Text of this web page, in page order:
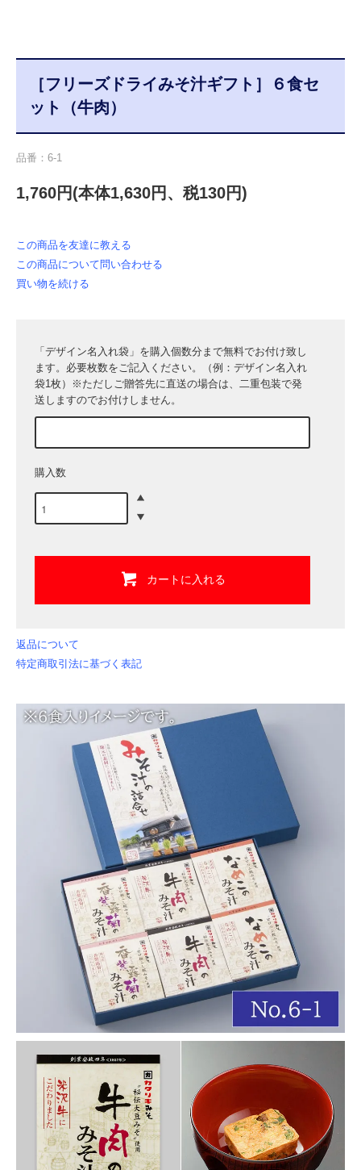
［フリーズドライみそ汁ギフト］６食セ
ット（牛肉）
品番：6-1
1,760円(本体1,630円、税130円)
この商品を友達に教える
この商品について問い合わせる
買い物を続ける
「デザイン名入れ袋」を購入個数分まで無料でお付け致し
ます。必要枚数をご記入ください。（例：デザイン名入れ
袋1枚）※ただしご贈答先に直送の場合は、二重包装で発
送しますのでお付けしません。
購入数
カートに入れる
返品について
特定商取引法に基づく表記